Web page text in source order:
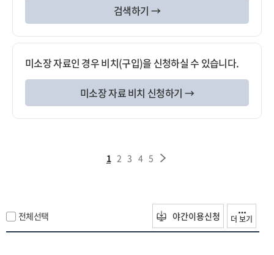
검색하기 →
미소장 자료인 경우 비치(구입)을 신청하실 수 있습니다.
미소장 자료 비치 신청하기 →
1 2 3 4 5
전체선택 야간이용신청 더 보기